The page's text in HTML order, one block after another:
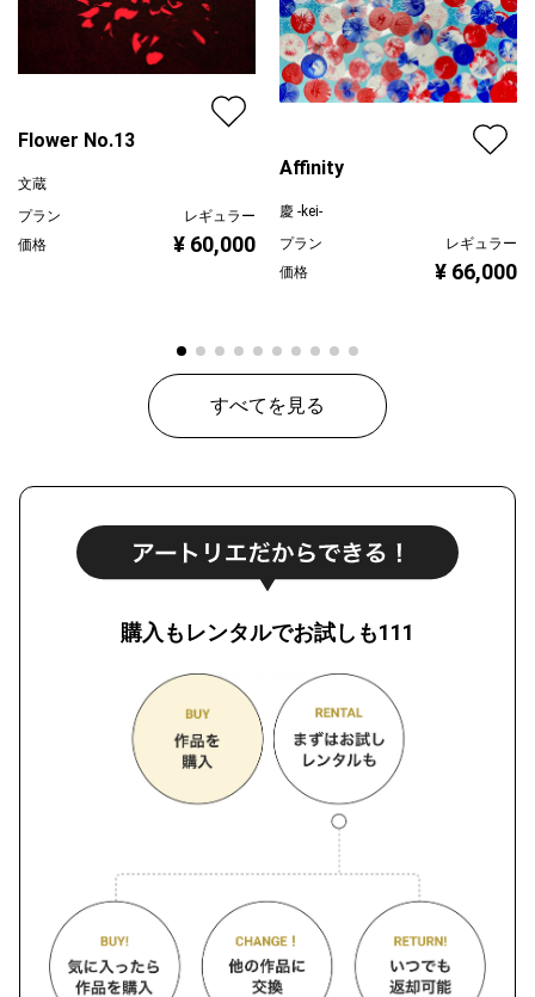
Flower No.13
文蔵
プラン
レギュラー
価格
¥ 60,000
Affinity
慶 -kei-
プラン
レギュラー
価格
¥ 66,000
すべてを見る
購入もレンタルでお試しも111